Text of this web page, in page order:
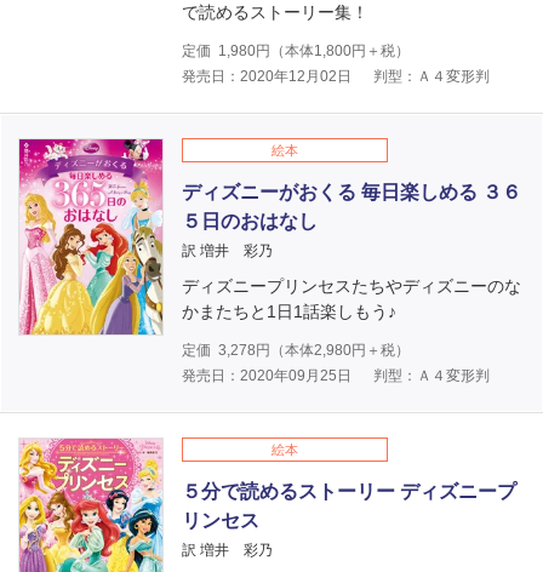
で読めるストーリー集！
定価 1,980円（本体1,800円＋税）
発売日：2020年12月02日
判型：Ａ４変形判
絵本
ディズニーがおくる 毎日楽しめる ３６
５日のおはなし
訳 増井 彩乃
ディズニープリンセスたちやディズニーのな
かまたちと1日1話楽しもう♪
定価 3,278 円（本体2,980円＋税）
発売日：2020年09月25日
判型：Ａ４変形判
絵本
５分で読めるストーリー ディズニープ
リンセス
訳 増井 彩乃